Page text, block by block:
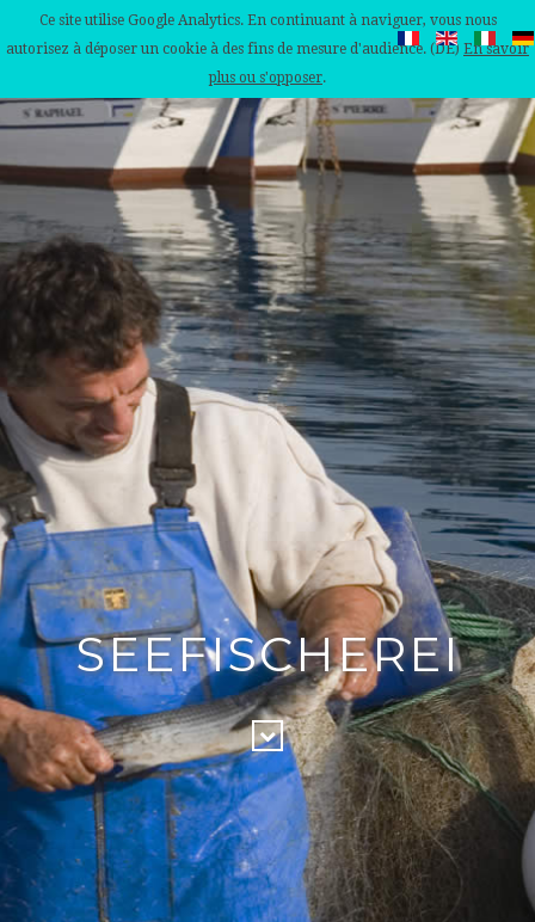
Ce site utilise Google Analytics. En continuant à naviguer, vous nous
autorisez à déposer un cookie à des fins de mesure d'audience. (DE) En savoir
plus ou s'opposer.
SEEFISCHEREI